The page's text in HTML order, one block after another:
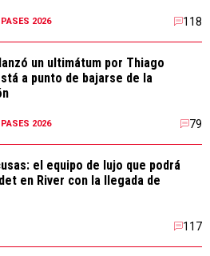
2026 118
un ultimátum por Thiago
a punto de bajarse de la
2026 79
el equipo de lujo que podrá
en River con la llegada de
117